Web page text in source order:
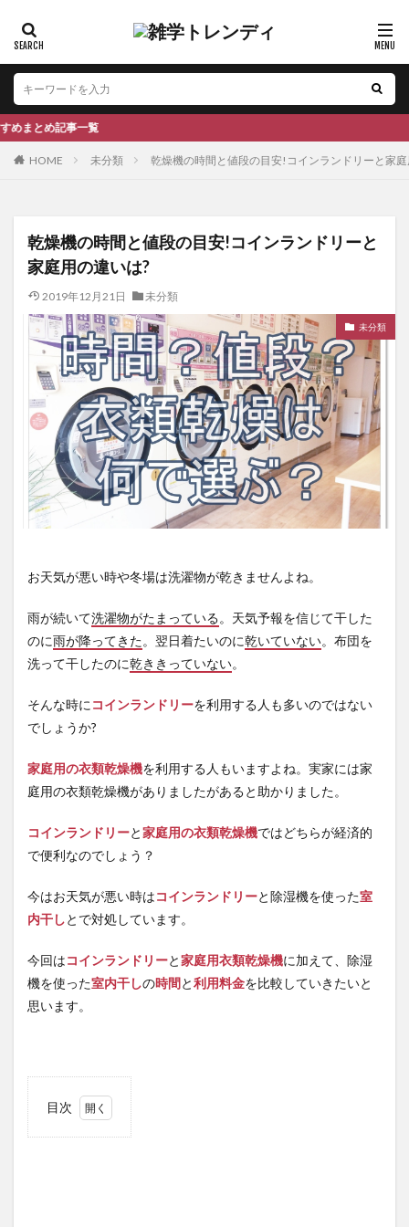
事一覧
HOME 未分類 乾燥機の時間と値段の目安!コインランドリーと家庭
乾燥機の時間と値段の目安!コインランドリーと
家庭用の違いは?
2019年12月21日 未分類
未分類
お天気が悪い時や冬場は洗濯物が乾きませんよね。
雨が続いて洗濯物がたまっている。天気予報を信じて干した
のに雨が降ってきた。翌日着たいのに乾いていない。布団を
洗って干したのに乾ききっていない。
そんな時に コインランドリーを利用する人も多いのではない
でしょうか?
家庭用の衣類乾燥機を利用する人もいますよね。実家には家
庭用の衣類乾燥機がありましたがあると助かりました。
コインランドリーと家庭用の衣類乾燥機ではどちらが経済的
で便利なのでしょう？
今はお天気が悪い時はコインランドリーと除湿機を使った室
内干しとで対処しています。
今回はコインランドリーと家庭用衣類乾燥機に加えて、除湿
機を使った室内干しの時間と利用料金を比較していきたいと
思います。
目次